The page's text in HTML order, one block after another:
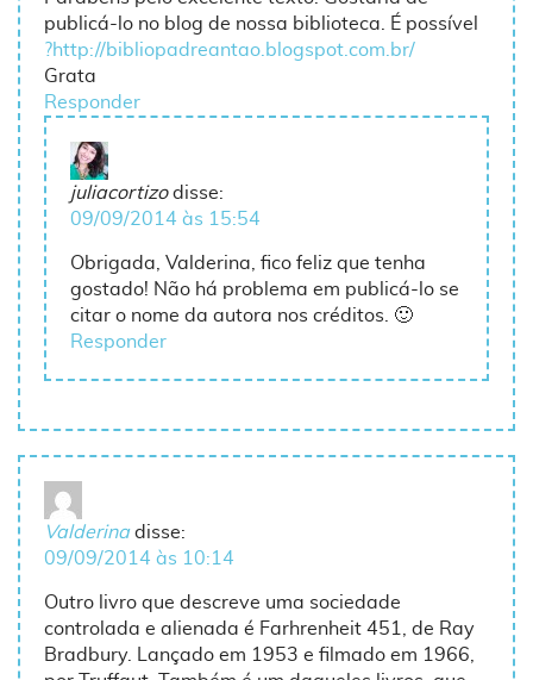
publicá-lo no blog de nossa biblioteca. É possível
?http://bibliopadreantao.blogspot.com.br/
Grata
Responder
juliacortizo disse:
09/09/2014 às 15:54
Obrigada, Valderina, fico feliz que tenha
gostado! Não há problema em publicá-lo se
citar o nome da autora nos créditos. 🙂
Responder
Valderina disse:
09/09/2014 às 10:14
Outro livro que descreve uma sociedade
controlada e alienada é Farhrenheit 451, de Ray
Bradbury. Lançado em 1953 e filmado em 1966,